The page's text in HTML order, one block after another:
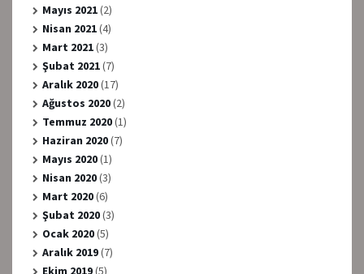
Mayıs 2021(2)
Nisan 2021(4)
Mart 2021(3)
Şubat 2021(7)
Aralık 2020(17)
Ağustos 2020(2)
Temmuz 2020(1)
Haziran 2020(7)
Mayıs 2020(1)
Nisan 2020(3)
Mart 2020(6)
Şubat 2020(3)
Ocak 2020(5)
Aralık 2019(7)
Ekim 2019(5)